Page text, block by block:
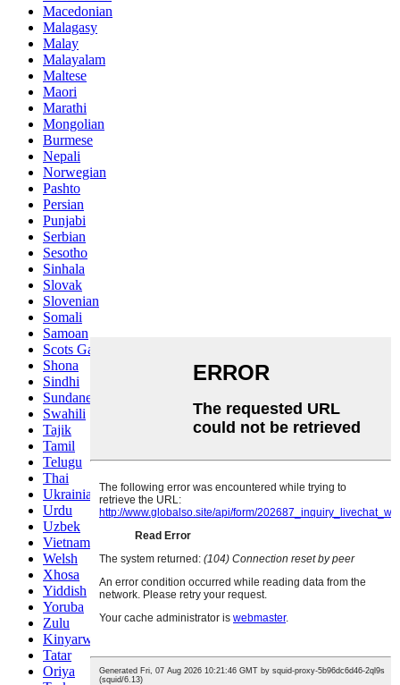
Macedonian
Malagasy
Malay
Malayalam
Maltese
Maori
Marathi
Mongolian
Burmese
Nepali
Norwegian
Pashto
Persian
Punjabi
Serbian
Sesotho
Sinhala
Slovak
Slovenian
Somali
Samoan
Scots Gaelic
Shona
Sindhi
Sundanese
Swahili
Tajik
Tamil
Telugu
Thai
Ukrainian
Urdu
Uzbek
Vietnamese
Welsh
Xhosa
Yiddish
Yoruba
Zulu
Kinyarwanda
Tatar
Oriya